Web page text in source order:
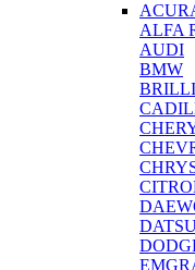
ALFA
AUDI
BMW